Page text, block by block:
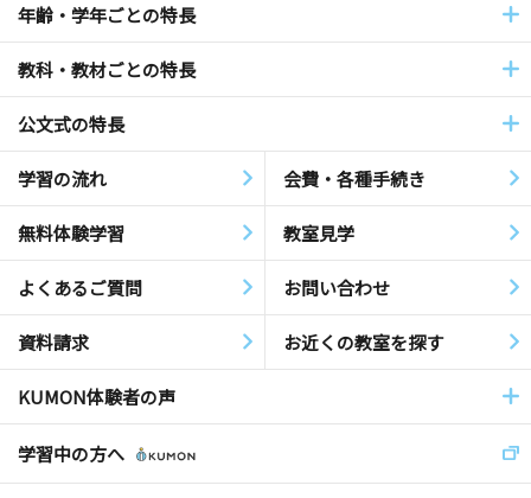
年齢・学年ごとの特長
教科・教材ごとの特長
公文式の特長
学習の流れ 会費・各種手続き
無料体験学習 教室見学
よくあるご質問 お問い合わせ
資料請求 お近くの教室を探す
KUMON体験者の声
学習中の方へ